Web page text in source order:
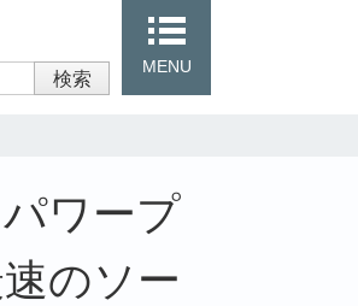
検索
MENU
ワープ
のソー